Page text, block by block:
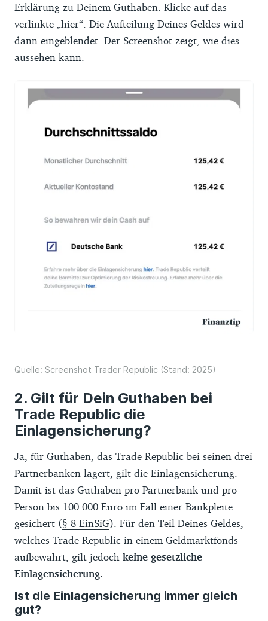
Erklärung zu Deinem Guthaben. Klicke auf das
verlinkte „hier“. Die Aufteilung Deines Geldes wird
dann eingeblendet. Der Screenshot zeigt, wie dies
aussehen kann.
Quelle: Screenshot Trader Republic (Stand: 2025)
Gilt für Dein Guthaben bei
Trade Republic die
Einlagensicherung?
Ja, für Guthaben, das Trade Republic bei seinen drei
Partnerbanken lagert, gilt die Einlagensicherung.
Damit ist das Guthaben pro Partnerbank und pro
Person bis 100.000 Euro im Fall einer Bankpleite
gesichert (§ 8 EinSiG). Für den Teil Deines Geldes,
welches Trade Republic in einem Geldmarktfonds
aufbewahrt, gilt jedoch keine gesetzliche
Einlagensicherung.
Ist die Einlagensicherung immer gleich
gut?